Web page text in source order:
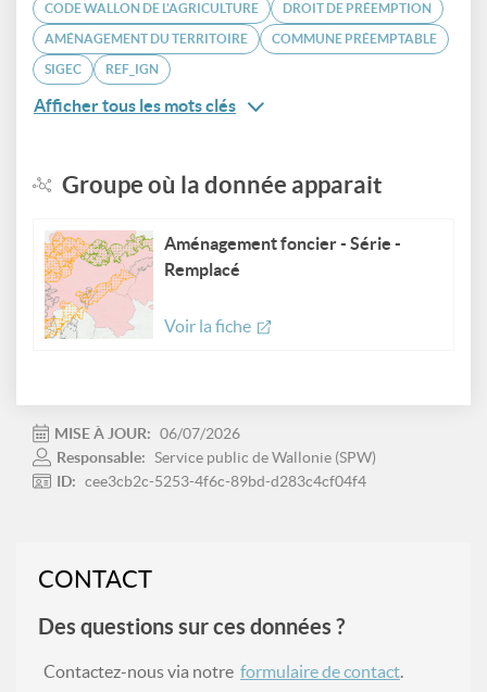
CODE WALLON DE L'AGRICULTURE DROIT DE PRÉEMPTION
AMÉNAGEMENT DU TERRITOIRE COMMUNE PRÉEMPTABLE
SIGEC REF_IGN
Afficher tous les mots clés
Groupe où la donnée apparait
Aménagement foncier - Série -
Remplacé
Voir la fiche
MISE À JOUR: 06/07/2026
Responsable: Service public de Wallonie (SPW)
ID: cee3cb2c-5253-4f6c-89bd-d283c4cf04f4
CONTACT
Des questions sur ces données ?
Contactez-nous via notre formulaire de contact.